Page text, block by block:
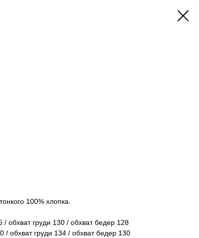
100% хлопка.
обхват груди 130 / обхват бедер 128
/ обхват груди 134 / обхват бедер 130